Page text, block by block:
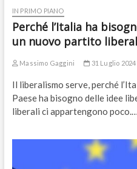
IN PRIMO PIANO
Perché l’Italia ha
un nuovo partito
Massimo Gaggini 31 Luglio 2024
Il liberalismo serve, perché
Paese ha bisogno delle idee
liberali ci appartengono poco.…